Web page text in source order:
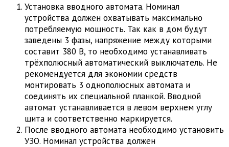
Установка вводного автомата. Номинал
устройства должен охватывать максимально
потребляемую мощность. Так как в дом будут
заведены 3 фазы, напряжение между которыми
составит 380 В, то необходимо устанавливать
трёхполюсный автоматический выключатель. Не
рекомендуется для экономии средств
монтировать 3 однополюсных автомата и
соединять их специальной планкой. Вводной
автомат устанавливается в левом верхнем углу
щита и соответственно маркируется.
После вводного автомата необходимо установить
УЗО. Номинал устройства должен